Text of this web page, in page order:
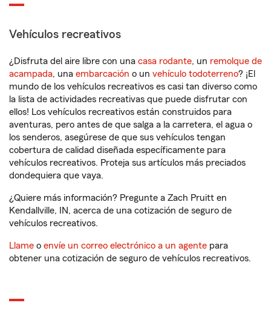
Vehículos recreativos
¿Disfruta del aire libre con una casa rodante, un remolque de
acampada, una embarcación o un vehículo todoterreno? ¡El
mundo de los vehículos recreativos es casi tan diverso como
la lista de actividades recreativas que puede disfrutar con
ellos! Los vehículos recreativos están construidos para
aventuras, pero antes de que salga a la carretera, el agua o
los senderos, asegúrese de que sus vehículos tengan
cobertura de calidad diseñada específicamente para
vehículos recreativos. Proteja sus artículos más preciados
dondequiera que vaya.
¿Quiere más información? Pregunte a Zach Pruitt en
Kendallville, IN, acerca de una cotización de seguro de
vehículos recreativos.
Llame o envíe un correo electrónico a un agente para
obtener una cotización de seguro de vehículos recreativos.